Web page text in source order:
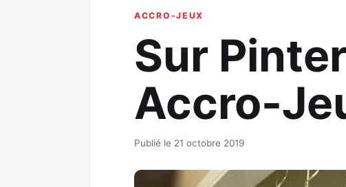
ACCRO-JEUX
Sur
Accro-
Publié le 21 octobre 2019